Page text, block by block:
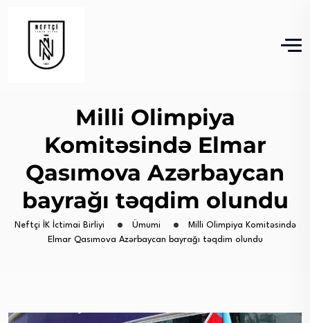
Milli Olimpiya
Komitəsində Elmar
Qasımova Azərbaycan
bayrağı təqdim olundu
Neftçi İK İctimai Birliyi Ümumi
Milli Olimpiya Komitəsində
Elmar Qasımova Azərbaycan bayrağı təqdim olundu